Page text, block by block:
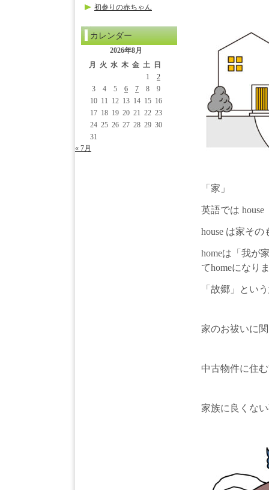
「家」
英語では
house は家そ
homeは「我が
てhomeになり
「故郷」とい
家のお祓いに
中古物件に住
家族に良くな
初参りの赤ちゃん
カレンダー
2026年8月
月
火 水 木 金 土
日
1
2
3
4 5 6 7 8
9
10 11 12 13 14 15 16
17 18 19 20 21 22 23
24 25 26 27 28 29 30
31
« 7月